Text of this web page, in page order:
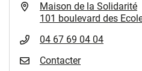
Maison de la Solidarité
101 boulevard des
04 67 69 04 04
Contacter